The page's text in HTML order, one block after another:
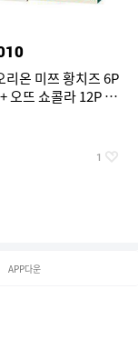
리온 미쯔 황치즈 6P
오뜨 쇼콜라 12P +
1
APP다운